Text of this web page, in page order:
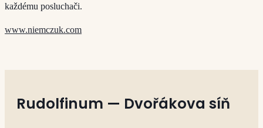
každému posluchači.
www.niemczuk.com
Rudolfinum — Dvořákova síň